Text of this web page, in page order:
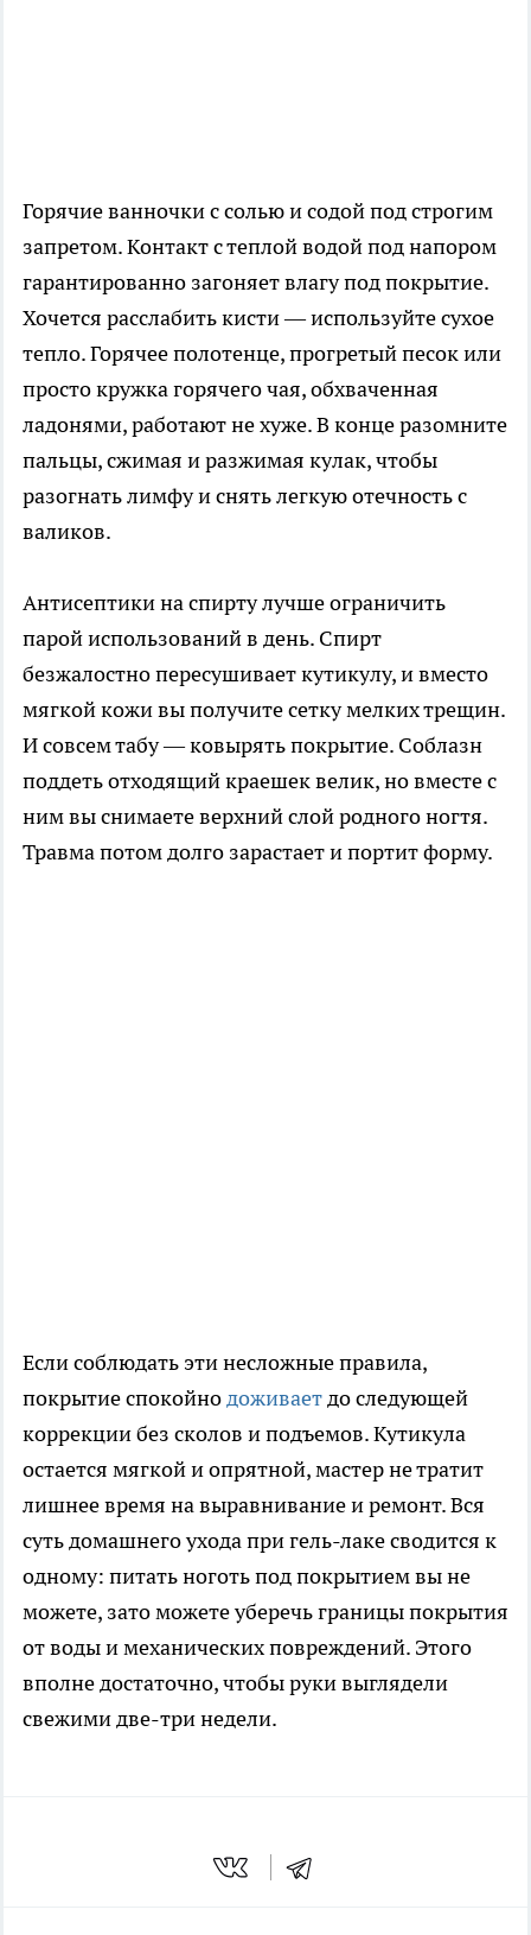
Горячие ванночки с солью и содой под строгим
запретом. Контакт с теплой водой под напором
гарантированно загоняет влагу под покрытие.
Хочется расслабить кисти — используйте сухое
тепло. Горячее полотенце, прогретый песок или
просто кружка горячего чая, обхваченная
ладонями, работают не хуже. В конце разомните
пальцы, сжимая и разжимая кулак, чтобы
разогнать лимфу и снять легкую отечность с
валиков.
Антисептики на спирту лучше ограничить
парой использований в день. Спирт
безжалостно пересушивает кутикулу, и вместо
мягкой кожи вы получите сетку мелких трещин.
И совсем табу — ковырять покрытие. Соблазн
поддеть отходящий краешек велик, но вместе с
ним вы снимаете верхний слой родного ногтя.
Травма потом долго зарастает и портит форму.
Если соблюдать эти несложные правила,
покрытие спокойнодоживаетдо следующей
коррекции без сколов и подъемов. Кутикула
остается мягкой и опрятной, мастер не тратит
лишнее время на выравнивание и ремонт. Вся
суть домашнего ухода при гель-лаке сводится к
одному: питать ноготь под покрытием вы не
можете, зато можете уберечь границы покрытия
от воды и механических повреждений. Этого
вполне достаточно, чтобы руки выглядели
свежими две-три недели.